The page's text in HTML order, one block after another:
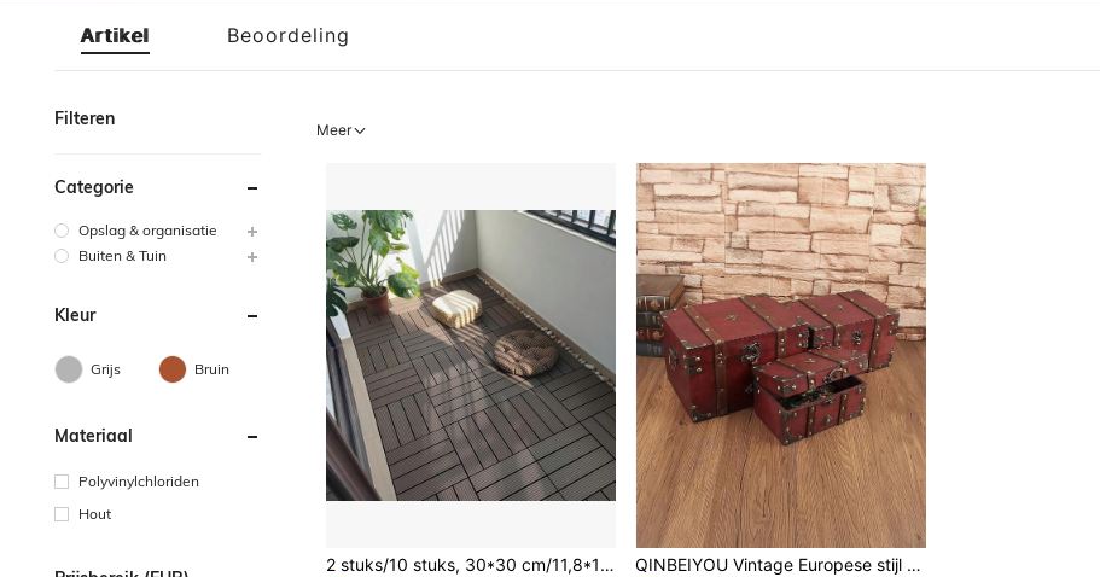
Artikel Beoordeling
Filteren
Categorie
Opslag & organisatie
Buiten & Tuin
Kleur
Grijs Bruin
Materiaal
Polyvinylchloriden
Hout
Meer
2 stuks/10 stuks, 30*30 cm/11,8*11,8 inch waterdicht corrosiebestendig kunststof hout voor buiten, eenvoudige installatie, vlamvertragend, slijtvast, corrosiebestendig, geschikt voor balkon, terras, tuinrenovatie, DIY kunststof in elkaar grijpende dektegels, buitendecoratie, tuin, geschikt voor terras, zwembadkant, balkon en achtertuin, waterdichte buitengrondbedekking
QINBEIYOU Vintage Europese stijl dubbele leren horloge- en sieradenopbergdoos, kamerdecoratie